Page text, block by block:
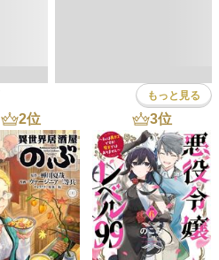
もっと見る
2位 3位